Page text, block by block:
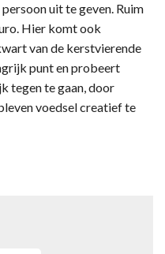
uit te geven. Ruim
Hier komt ook
van de kerstvierende
punt en probeert
tegen te gaan, door
voedsel creatief te